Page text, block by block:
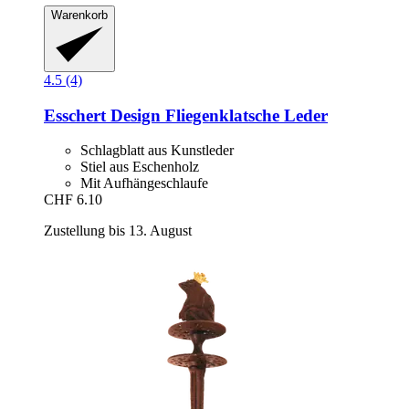
Warenkorb
4.5 (4)
Esschert Design Fliegenklatsche Leder
Schlagblatt aus Kunstleder
Stiel aus Eschenholz
Mit Aufhängeschlaufe
CHF 6.10
Zustellung bis 13. August